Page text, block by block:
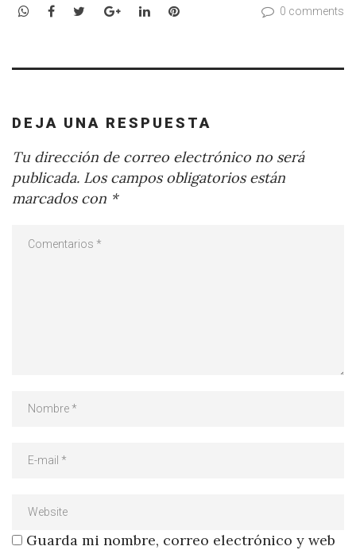
WhatsApp
Facebook
TwitterGoogle+LinkedInPinterest 0 comments
DEJA UNA RESPUESTA
Tu dirección de correo electrónico no será
publicada. Los campos obligatorios están
marcados con *
Guarda mi nombre, correo electrónico y web